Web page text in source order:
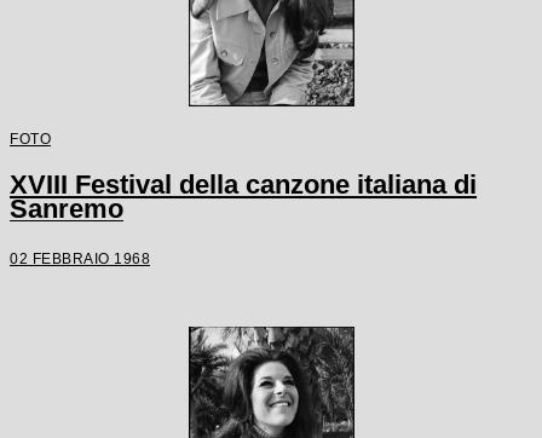
FOTO
XVIII Festival della canzone italiana di
Sanremo
02 FEBBRAIO 1968